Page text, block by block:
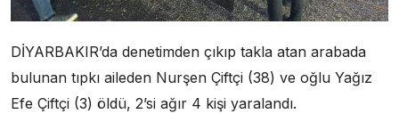
DİYARBAKIR’da denetimden çıkıp takla atan arabada
bulunan tıpkı aileden Nurşen Çiftçi (38) ve oğlu Yağız
Efe Çiftçi (3) öldü, 2’si ağır 4 kişi yaralandı.